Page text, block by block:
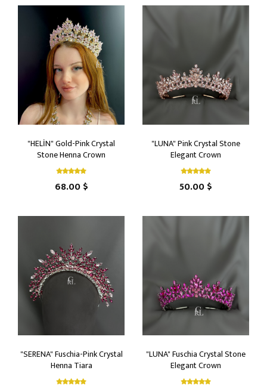
"HELİN" Gold-Pink Crystal
Stone Henna Crown
68.00 $
"LUNA" Pink Crystal Stone
Elegant Crown
50.00 $
"SERENA" Fuschia-Pink Crystal
Henna Tiara
"LUNA" Fuschia Crystal Stone
Elegant Crown